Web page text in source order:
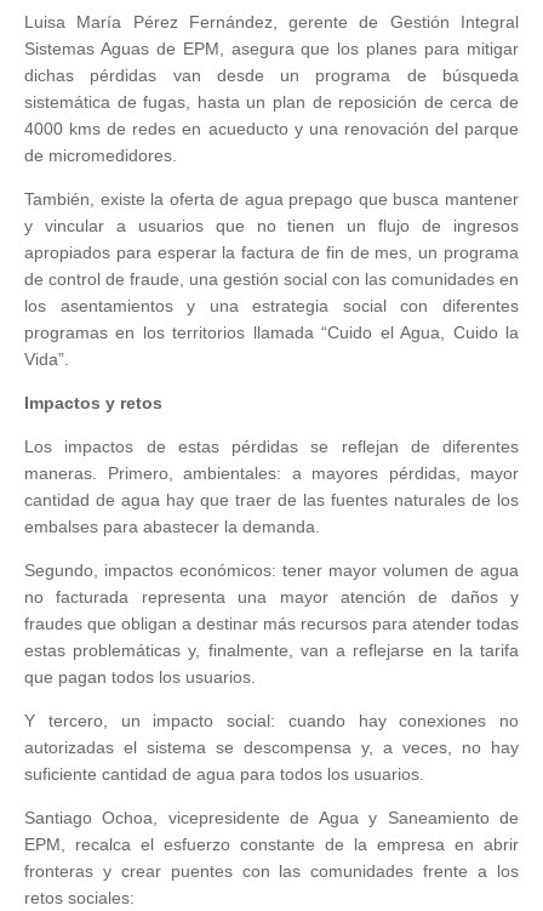
Luisa María Pérez Fernández, gerente de Gestión Integral
Sistemas Aguas de EPM, asegura que los planes para mitigar
dichas pérdidas van desde un programa de búsqueda
sistemática de fugas, hasta un plan de reposición de cerca de
4000 kms de redes en acueducto y una renovación del parque
de micromedidores.
También, existe la oferta de agua prepago que busca mantener
y vincular a usuarios que no tienen un flujo de ingresos
apropiados para esperar la factura de fin de mes, un programa
de control de fraude, una gestión social con las comunidades en
los asentamientos y una estrategia social con diferentes
programas en los territorios llamada “Cuido el Agua, Cuido la
Vida”.
Impactos y retos
Los impactos de estas pérdidas se reflejan de diferentes
maneras. Primero, ambientales: a mayores pérdidas, mayor
cantidad de agua hay que traer de las fuentes naturales de los
embalses para abastecer la demanda.
Segundo, impactos económicos: tener mayor volumen de agua
no facturada representa una mayor atención de daños y
fraudes que obligan a destinar más recursos para atender todas
estas problemáticas y, finalmente, van a reflejarse en la tarifa
que pagan todos los usuarios.
Y tercero, un impacto social: cuando hay conexiones no
autorizadas el sistema se descompensa y, a veces, no hay
suficiente cantidad de agua para todos los usuarios.
Santiago Ochoa, vicepresidente de Agua y Saneamiento de
EPM, recalca el esfuerzo constante de la empresa en abrir
fronteras y crear puentes con las comunidades frente a los
retos sociales: